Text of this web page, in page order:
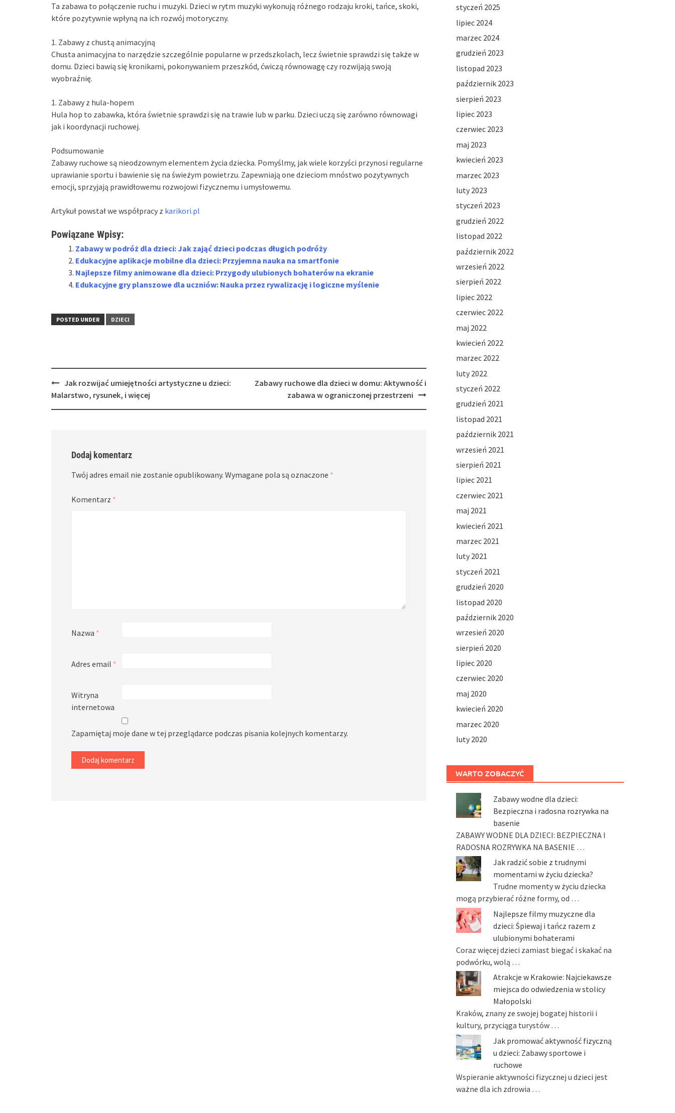
Ta zabawa to połączenie ruchu i muzyki. Dzieci w rytm muzyki wykonują różnego rodzaju kroki, tańce, skoki,
które pozytywnie wpłyną na ich rozwój motoryczny.
1. Zabawy z chustą animacyjną
Chusta animacyjna to narzędzie szczególnie popularne w przedszkolach, lecz świetnie sprawdzi się także w
domu. Dzieci bawią się kronikami, pokonywaniem przeszkód, ćwiczą równowagę czy rozwijają swoją
wyobraźnię.
1. Zabawy z hula-hopem
Hula hop to zabawka, która świetnie sprawdzi się na trawie lub w parku. Dzieci uczą się zarówno równowagi
jak i koordynacji ruchowej.
Podsumowanie
Zabawy ruchowe są nieodzownym elementem życia dziecka. Pomyślmy, jak wiele korzyści przynosi regularne
uprawianie sportu i bawienie się na świeżym powietrzu. Zapewniają one dzieciom mnóstwo pozytywnych
emocji, sprzyjają prawidłowemu rozwojowi fizycznemu i umysłowemu.
Artykuł powstał we współpracy z karikori.pl
Powiązane Wpisy:
Zabawy w podróż dla dzieci: Jak zająć dzieci podczas długich podróży
Edukacyjne aplikacje mobilne dla dzieci: Przyjemna nauka na smartfonie
Najlepsze filmy animowane dla dzieci: Przygody ulubionych bohaterów na ekranie
Edukacyjne gry planszowe dla uczniów: Nauka przez rywalizację i logiczne myślenie
POSTED UNDER DZIECI
Post
navigation
Jak rozwijać umiejętności artystyczne u dzieci:
Malarstwo, rysunek, i więcej
Zabawy ruchowe dla dzieci w domu: Aktywność i
zabawa w ograniczonej przestrzeni
Dodaj komentarz
Twój adres email nie zostanie opublikowany. Wymagane pola są oznaczone *
Komentarz *
Nazwa *
Adres email *
Witryna
internetowa
Zapamiętaj moje dane w tej przeglądarce podczas pisania kolejnych komentarzy.
styczeń 2025
lipiec 2024
marzec 2024
grudzień 2023
listopad 2023
październik 2023
sierpień 2023
lipiec 2023
czerwiec 2023
maj 2023
kwiecień 2023
marzec 2023
luty 2023
styczeń 2023
grudzień 2022
listopad 2022
październik 2022
wrzesień 2022
sierpień 2022
lipiec 2022
czerwiec 2022
maj 2022
kwiecień 2022
marzec 2022
luty 2022
styczeń 2022
grudzień 2021
listopad 2021
październik 2021
wrzesień 2021
sierpień 2021
lipiec 2021
czerwiec 2021
maj 2021
kwiecień 2021
marzec 2021
luty 2021
styczeń 2021
grudzień 2020
listopad 2020
październik 2020
wrzesień 2020
sierpień 2020
lipiec 2020
czerwiec 2020
maj 2020
kwiecień 2020
marzec 2020
luty 2020
WARTO ZOBACZYĆ
Zabawy wodne dla dzieci:
Bezpieczna i radosna rozrywka na
basenie
ZABAWY WODNE DLA DZIECI: BEZPIECZNA I
RADOSNA ROZRYWKA NA BASENIE …
Jak radzić sobie z trudnymi
momentami w życiu dziecka?
Trudne momenty w życiu dziecka
mogą przybierać różne formy, od …
Najlepsze filmy muzyczne dla
dzieci: Śpiewaj i tańcz razem z
ulubionymi bohaterami
Coraz więcej dzieci zamiast biegać i skakać na
podwórku, wolą …
Atrakcje w Krakowie: Najciekawsze
miejsca do odwiedzenia w stolicy
Małopolski
Kraków, znany ze swojej bogatej historii i
kultury, przyciąga turystów …
Jak promować aktywność fizyczną
u dzieci: Zabawy sportowe i
ruchowe
Wspieranie aktywności fizycznej u dzieci jest
ważne dla ich zdrowia …